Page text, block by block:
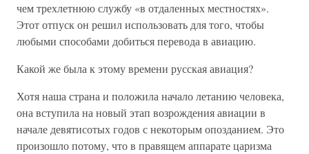
чем трехлетнюю службу «в отдаленных местностях».
Этот отпуск он решил использовать для того, чтобы
любыми способами добиться перевода в авиацию.
Какой же была к этому времени русская авиация?
Хотя наша страна и положила начало летанию человека,
она вступила на новый этап возрождения авиации в
начале девятисотых годов с некоторым опозданием. Это
произошло потому, что в правящем аппарате царизма